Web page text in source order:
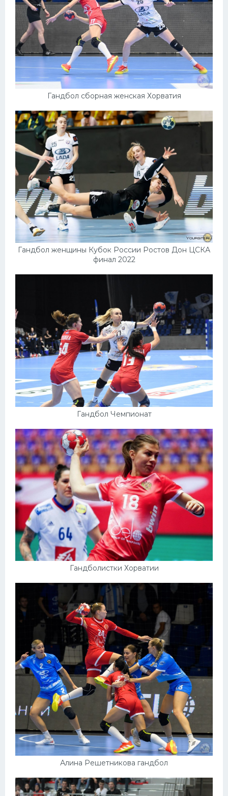
Гандбол сборная женская Хорватия
Гандбол женщины Кубок России Ростов Дон ЦСКА
финал 2022
Гандбол Чемпионат
Гандболистки Хорватии
Алина Решетникова гандбол